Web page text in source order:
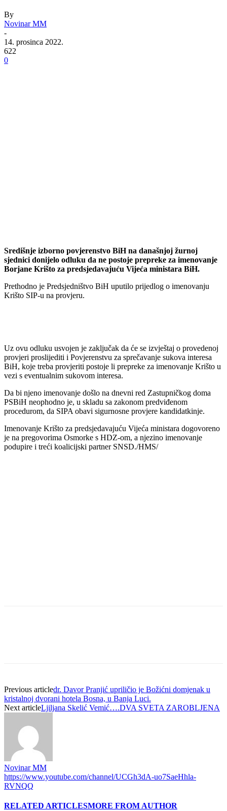
By
Novinar MM
-
14. prosinca 2022.
622
0
Središnje izborno povjerenstvo BiH na današnjoj žurnoj
sjednici donijelo odluku da ne postoje prepreke za imenovanje
Borjane Krišto za predsjedavajuću Vijeća ministara BiH.
Prethodno je Predsjedništvo BiH uputilo prijedlog o imenovanju
Krišto SIP-u na provjeru.
Uz ovu odluku usvojen je zaključak da će se izvještaj o provedenoj
provjeri proslijediti i Povjerenstvu za sprečavanje sukova interesa
BiH, koje treba provjeriti postoje li prepreke za imenovanje Krišto u
vezi s eventualnim sukovom interesa.
Da bi njeno imenovanje došlo na dnevni red Zastupničkog doma
PSBiH neophodno je, u skladu sa zakonom predviđenom
procedurom, da SIPA obavi sigurnosne provjere kandidatkinje.
Imenovanje Krišto za predsjedavajuću Vijeća ministara dogovoreno
je na pregovorima Osmorke s HDZ-om, a njezino imenovanje
podupire i treći koalicijski partner SNSD./HMS/
Previous articledr. Davor Pranjić upriličio je Božićni domjenak u
kristalnoj dvorani hotela Bosna, u Banja Luci.
Next articleLjiljana Skelić Vemić….DVA SVETA ZAROBLJENA
Novinar MM
https://www.youtube.com/channel/UCGh3dA-uo7SaeHhla-
RVNQQ
RELATED ARTICLESMORE FROM AUTHOR